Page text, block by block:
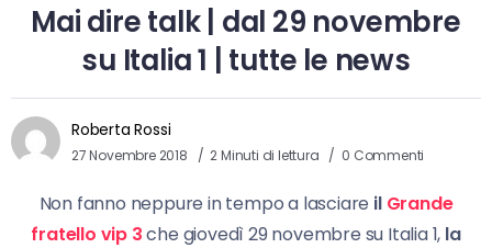
Mai dire talk | dal 29 novembre
su Italia 1 | tutte le news
Roberta Rossi
27 Novembre 2018 2 Minuti di lettura 0 Commenti
Non fanno neppure in tempo a lasciare ilGrande
fratello vip 3che giovedì 29 novembre su Italia 1, la